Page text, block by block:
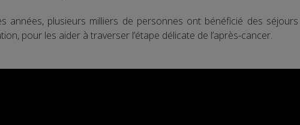
années, plusieurs milliers de personnes ont bénéficié des
pour les aider à traverser l’étape délicate de l’après-cancer.